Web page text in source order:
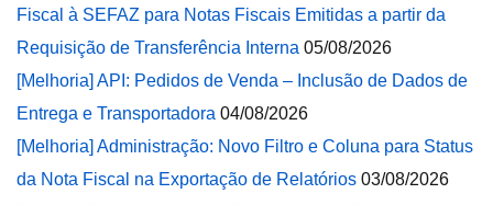
Fiscal à SEFAZ para Notas Fiscais Emitidas a partir da
Requisição de Transferência Interna 05/08/2026
[Melhoria] API: Pedidos de Venda – Inclusão de Dados de
Entrega e Transportadora 04/08/2026
[Melhoria] Administração: Novo Filtro e Coluna para Status
da Nota Fiscal na Exportação de Relatórios 03/08/2026